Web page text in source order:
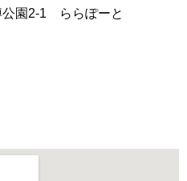
公園2-1 ららぽーと